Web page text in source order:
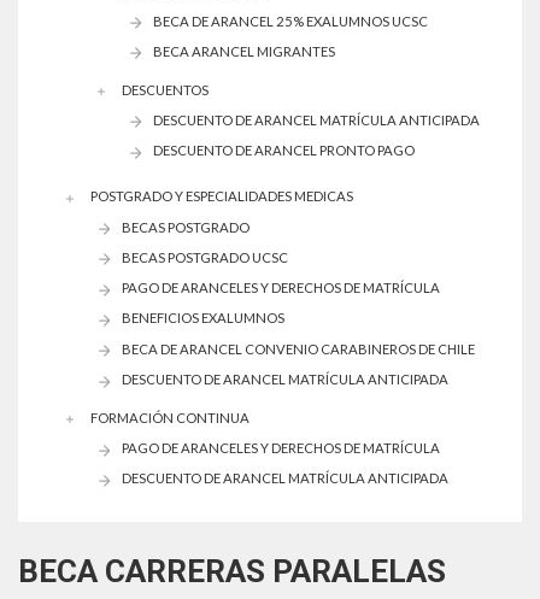
BECA CARRERAS PARALELAS
BECA DE ARANCEL 25% EXALUMNOS UCSC
BECA ARANCEL MIGRANTES
DESCUENTOS
DESCUENTO DE ARANCEL MATRÍCULA ANTICIPADA
DESCUENTO DE ARANCEL PRONTO PAGO
POSTGRADO Y ESPECIALIDADES MEDICAS
BECAS POSTGRADO
BECAS POSTGRADO UCSC
PAGO DE ARANCELES Y DERECHOS DE MATRÍCULA
BENEFICIOS EXALUMNOS
BECA DE ARANCEL CONVENIO CARABINEROS DE CHILE
DESCUENTO DE ARANCEL MATRÍCULA ANTICIPADA
FORMACIÓN CONTINUA
PAGO DE ARANCELES Y DERECHOS DE MATRÍCULA
DESCUENTO DE ARANCEL MATRÍCULA ANTICIPADA